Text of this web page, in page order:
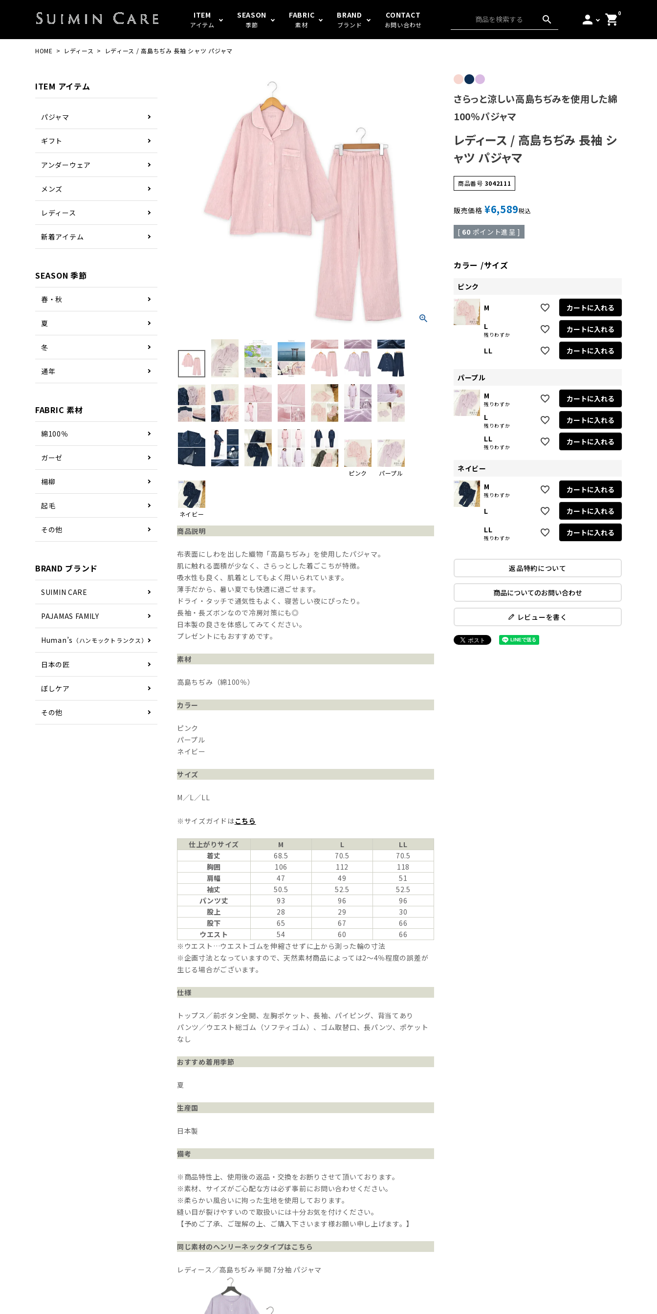
ITEM
アイテム
SEASON
季節
FABRIC
素材
BRAND
ブランド
CONTACT
お問い合わせ search person 0
shopping_cart
HOME レディース レディース / 高島ちぢみ 長袖 シャツ パジャマ
ITEM アイテム
パジャマ
ギフト
アンダーウェア
メンズ
レディース
新着アイテム
SEASON 季節
春・秋
夏
冬
通年
FABRIC 素材
綿100％
ガーゼ
楊柳
起毛
その他
BRAND ブランド
SUIMIN CARE
PAJAMAS FAMILY
Human’s （ハンモックトランクス）
日本の匠
ぼしケア
その他
ピンク パープル
ネイビー
商品説明
布表面にしわを出した織物「高島ちぢみ」を使用したパジャマ。
肌に触れる面積が少なく、さらっとした着ごこちが特徴。
吸水性も良く、肌着としてもよく用いられています。
薄手だから、暑い夏でも快適に過ごせます。
ドライ・タッチで通気性もよく、寝苦しい夜にぴったり。
長袖・長ズボンなので冷房対策にも◎
日本製の良さを体感してみてください。
プレゼントにもおすすめです。
素材
高島ちぢみ（綿100％）
カラー
ピンク
パープル
ネイビー
サイズ
M／L／LL
※サイズガイドはこちら
仕上がりサイズ M L
LL
着丈
68.5 70.5
70.5
胸囲
106 112
118
肩幅
47 49
51
袖丈
50.5 52.5
52.5
パンツ丈
93 96
96
股上
28 29
30
股下
65 67
66
ウエスト
54 60
66
※ウエスト…ウエストゴムを伸縮させずに上から測った輪の寸法
※企画寸法となっていますので、天然素材商品によっては2～4％程度の誤差が
生じる場合がございます。
仕様
トップス／前ボタン全開、左胸ポケット、長袖、パイピング、背当てあり
パンツ／ウエスト総ゴム（ソフティゴム）、ゴム取替口、長パンツ、ポケット
なし
おすすめ着用季節
夏
生産国
日本製
備考
※商品特性上、使用後の返品・交換をお断りさせて頂いております。
※素材、サイズがご心配な方は必ず事前にお問い合わせください。
※柔らかい風合いに拘った生地を使用しております。
縫い目が裂けやすいので取扱いには十分お気を付けください。
【予めご了承、ご理解の上、ご購入下さいます様お願い申し上げます。】
同じ素材のヘンリーネックタイプはこちら
レディース／高島ちぢみ 半開 7分袖 パジャマ
さらっと涼しい高島ちぢみを使用した綿
100％パジャマ
レディース / 高島ちぢみ 長袖 シ
ャツ パジャマ
商品番号 3042111
販売価格 ¥6,589税込
[ 60 ポイント進呈 ]
カラー サイズ
ピンク
M
カートに入れる
L
残りわずか
カートに入れる
LL カートに入れる
パープル
M
残りわずか
カートに入れる
L
残りわずか
カートに入れる
LL
残りわずか
カートに入れる
ネイビー
M
残りわずか
カートに入れる
L
カートに入れる
LL
残りわずか
カートに入れる
返品特約について
商品についてのお問い合わせ
レビューを書く